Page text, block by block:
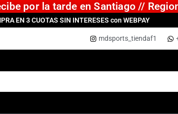
por la tarde en Santiago //
EN 3 CUOTAS SIN INTERESES con WEBPAY
mdsports_tiendaf1